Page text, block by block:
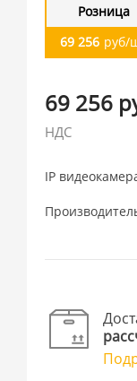
Розница
69 256 руб/
69 256
НДС
IP